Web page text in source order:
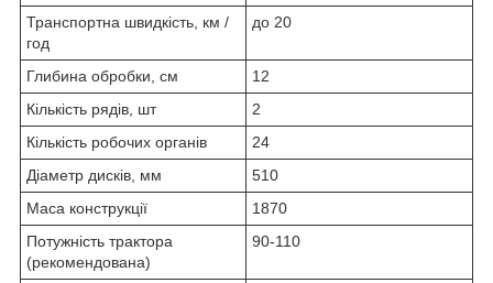
Транспортна швидкість, км /
год
до 20
Глибина обробки, см
12
Кількість рядів, шт
2
Кількість робочих органів
24
Діаметр дисків, мм
510
Маса конструкції
1870
Потужність трактора
(рекомендована)
90-110